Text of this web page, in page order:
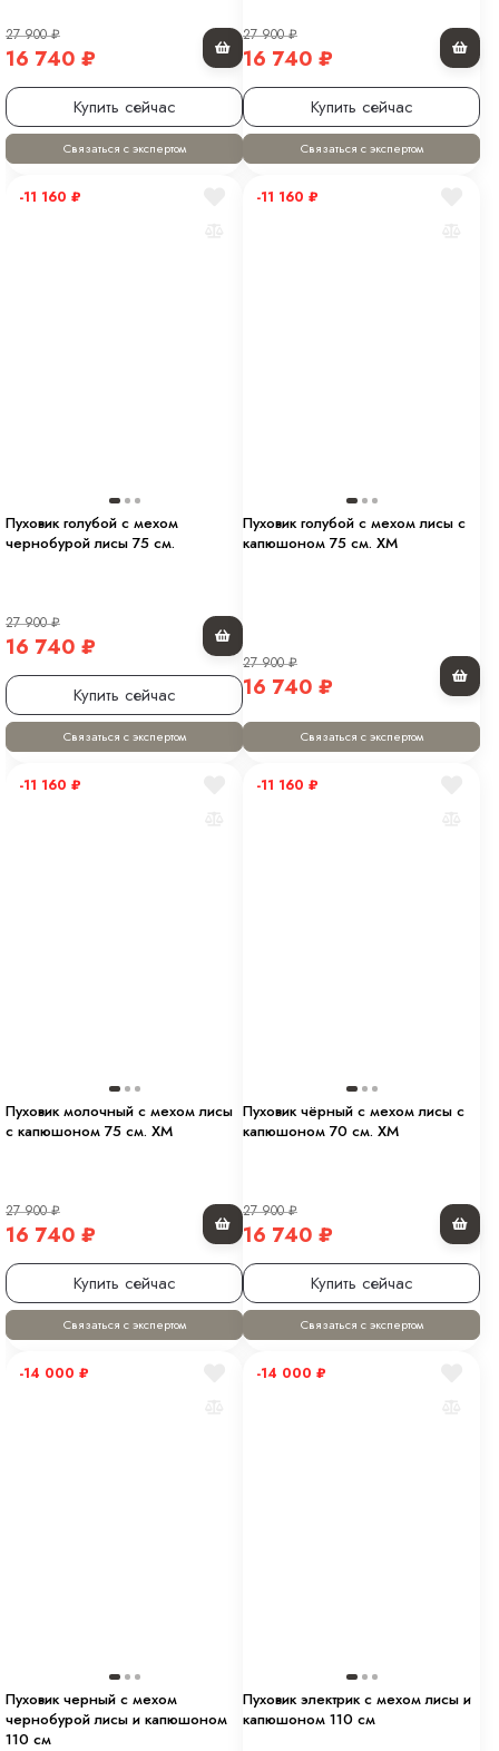
27 900₽
16 740 ₽
Купить сейчас
Связаться с экспертом
27 900₽
16 740 ₽
Купить сейчас
Связаться с экспертом
-11 160 ₽
Пуховик голубой с мехом
чернобурой лисы 75 см.
27 900₽
16 740 ₽
Купить сейчас
Связаться с экспертом
-11 160 ₽
Пуховик голубой с мехом лисы с
капюшоном 75 см. XM
27 900₽
16 740 ₽
Связаться с экспертом
-11 160 ₽
Пуховик молочный с мехом лисы
с капюшоном 75 см. XM
27 900₽
16 740 ₽
Купить сейчас
Связаться с экспертом
-11 160 ₽
Пуховик чёрный с мехом лисы с
капюшоном 70 см. XM
27 900₽
16 740 ₽
Купить сейчас
Связаться с экспертом
-14 000 ₽
Пуховик черный с мехом
чернобурой лисы и капюшоном
110 см
-14 000 ₽
Пуховик электрик с мехом лисы и
капюшоном 110 см